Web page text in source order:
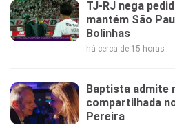
TJ-RJ nega
mantém São
Bolinhas
há cerca de 15 horas
Baptista admite
compartilhada
Pereira